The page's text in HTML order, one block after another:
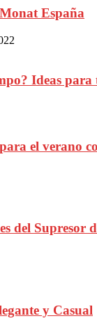
España
Ideas para
el verano
del Supresor
y Casual